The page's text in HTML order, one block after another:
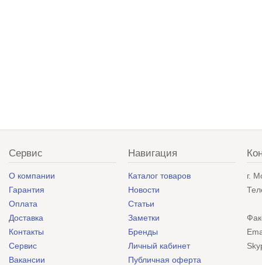
Сервис
О компании
Гарантия
Оплата
Доставка
Контакты
Сервис
Вакансии
Навигация
Каталог товаров
Новости
Статьи
Заметки
Бренды
Личный кабинет
Публичная оферта
г.